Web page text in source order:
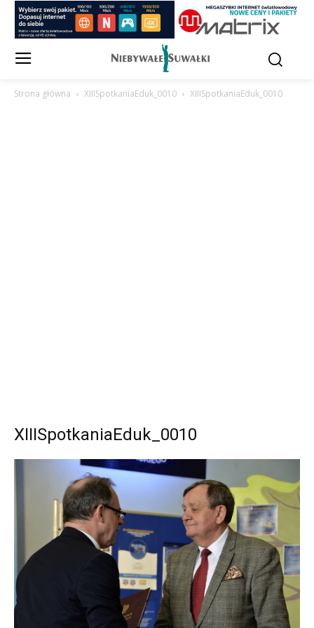
Strona główna XIIISpotkaniaEduk_0010 XIIISpotkaniaEduk_0010
XIIISpotkaniaEduk_0010